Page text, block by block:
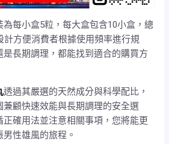
為每小盒5粒，每大盒包含10小盒，總
計方便消費者根據使用頻率進行規
長期調理，都能找到適合的購買方
透過其嚴選的天然成分與科學配比，
顧快速效能與長期調理的安全選
確用法並注意相關事項，您將能更
性雄風的旅程。